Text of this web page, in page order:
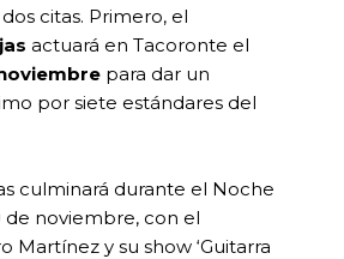
citas. Primero, el
actuará en Tacoronte el
para dar un
por siete estándares del
culminará durante el Noche
de noviembre, con el
Martínez y su show ‘Guitarra